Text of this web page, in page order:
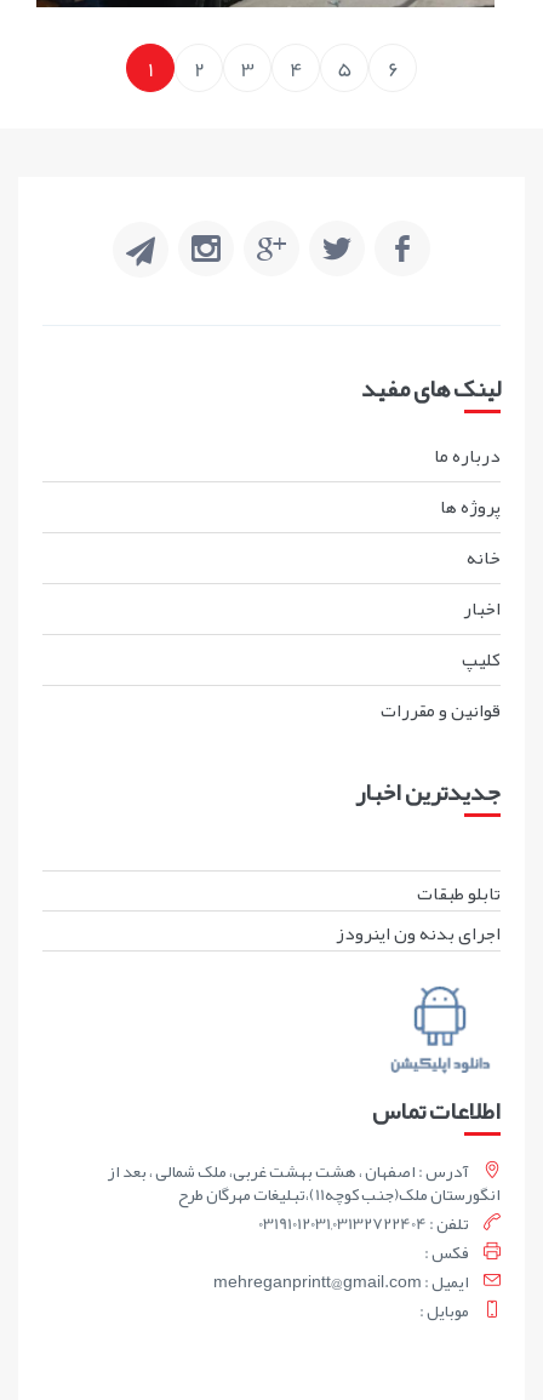
1 2 3 4 5 6
لینک های مفید
درباره ما
پروژه ها
خانه
اخبار
کليپ
قوانين و مقررات
جدیدترین اخبار
تابلو طبقات
اجرای بدنه ون اینرودز
اطلاعات تماس
آدرس : اصفهان ، هشت بهشت غربی، ملک شمالی ، بعد از
انگورستان ملک(جنب کوچه11)،تبلیغات مهرگان طرح
تلفن : 03191012031,03132722404
فکس :
ايميل : mehreganprintt@gmail.com
موبايل :